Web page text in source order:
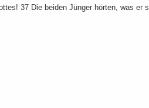
37 Die beiden Jünger hörten, was er